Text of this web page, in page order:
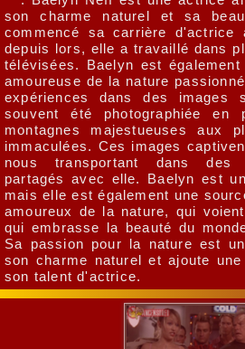
son charme naturel et sa
commencé sa carrière
depuis lors, elle a travaillé dans
télévisées. Baelyn est
amoureuse de la nature
expériences dans des images
souvent été photographiée
montagnes majestueuses aux
immaculées. Ces images
nous transportant dans des
partagés avec elle. Baelyn est
mais elle est également une
amoureux de la nature, qui
qui embrasse la beauté du
Sa passion pour la nature est
son charme naturel et ajoute
son talent d'actrice.